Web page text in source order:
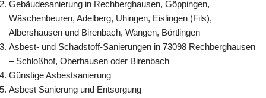
Gebäudesanierung in Rechberghausen, Göppingen,
Wäschenbeuren, Adelberg, Uhingen, Eislingen (Fils),
Albershausen und Birenbach, Wangen, Börtlingen
Asbest- und Schadstoff-Sanierungen in 73098 Rechberghausen
– Schloßhof, Oberhausen oder Birenbach
Günstige Asbestsanierung
Asbest Sanierung und Entsorgung